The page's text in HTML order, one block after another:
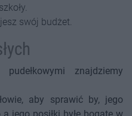
swój budżet.
znajdziemy
aby sprawić by, jego